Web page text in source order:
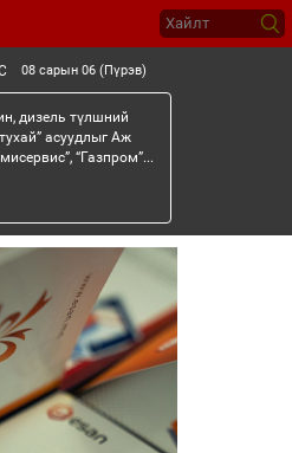
08 сарын 06 (Пүрэв)
дизель түлшний
асуудлыг Аж
“Газпром”...